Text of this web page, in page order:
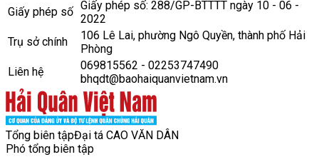
Giấy phép số Giấy phép số: 288/GP-BTTTT ngày 10 - 06 -
2022
Trụ sở chính
106 Lê Lai, phường Ngô Quyền, thành phố Hải
Phòng
Liên hệ
069815562 - 02253747490
bhqdt@baohaiquanvietnam.vn
Tổng biên tậpĐại tá CAO VĂN DÂN
Phó tổng biên tập